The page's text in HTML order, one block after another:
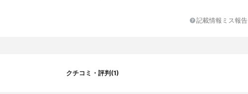
記載情報ミス報告
クチコミ・評判(1)